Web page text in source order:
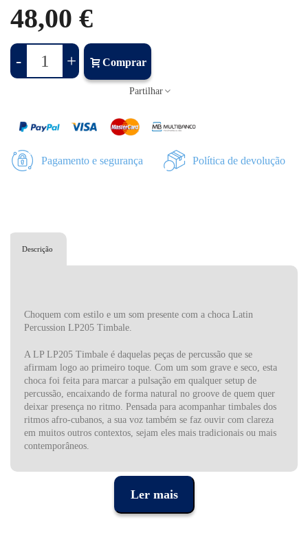
48,00 €
- + Comprar
Partilhar
Pagamento e segurança Política de devolução
Descrição
Choquem com estilo e um som presente com a choca Latin
Percussion LP205 Timbale.
A LP LP205 Timbale é daquelas peças de percussão que se
afirmam logo ao primeiro toque. Com um som grave e seco, esta
choca foi feita para marcar a pulsação em qualquer setup de
percussão, encaixando de forma natural no groove de quem quer
deixar presença no ritmo. Pensada para acompanhar timbales dos
ritmos afro-cubanos, a sua voz também se faz ouvir com clareza
em muitos outros contextos, sejam eles mais tradicionais ou mais
contemporâneos.
O som profundo da LP205 resulta da escolha cuidada de materiais
e de um processo de fabrico rigoroso, feito à mão nos Estados
Unidos. A Latin Percussion utiliza aço de alta qualidade e
ferramentas específicas para moldar cada choca, garantindo
Ler mais